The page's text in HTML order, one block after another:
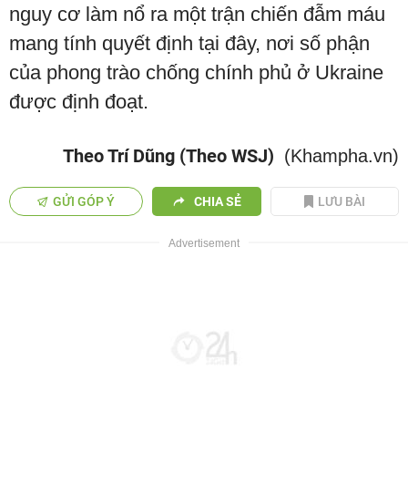
nguy cơ làm nổ ra một trận chiến đẫm máu
mang tính quyết định tại đây, nơi số phận
của phong trào chống chính phủ ở Ukraine
được định đoạt.
Theo Trí Dũng (Theo WSJ) (Khampha.vn)
GỬI GÓP Ý CHIA SẺ LƯU BÀI